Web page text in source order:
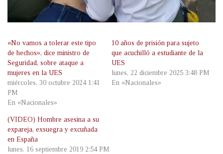
«No vamos a tolerar este tipo
de hechos», dice ministro de
Seguridad, sobre ataque a
mujeres en la UES
miércoles, 30 octubre 2024 1:41
PM
En «Nacionales»
10 años de prisión para sujeto
que acuchilló a estudiante de la
UES
lunes, 22 diciembre 2025 3:48 PM
En «Nacionales»
(VIDEO) Hombre asesina a su
expareja, exsuegra y excuñada
en España
lunes, 16 septiembre 2019 2:54 PM